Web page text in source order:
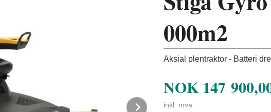
Next
000m2
Aksial plentraktor - Batteri
NOK 147
inkl. mva.